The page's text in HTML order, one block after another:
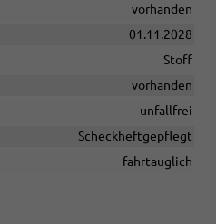
vorhanden
01.11.2028
Stoff
vorhanden
unfallfrei
Scheckheftgepflegt
fahrtauglich